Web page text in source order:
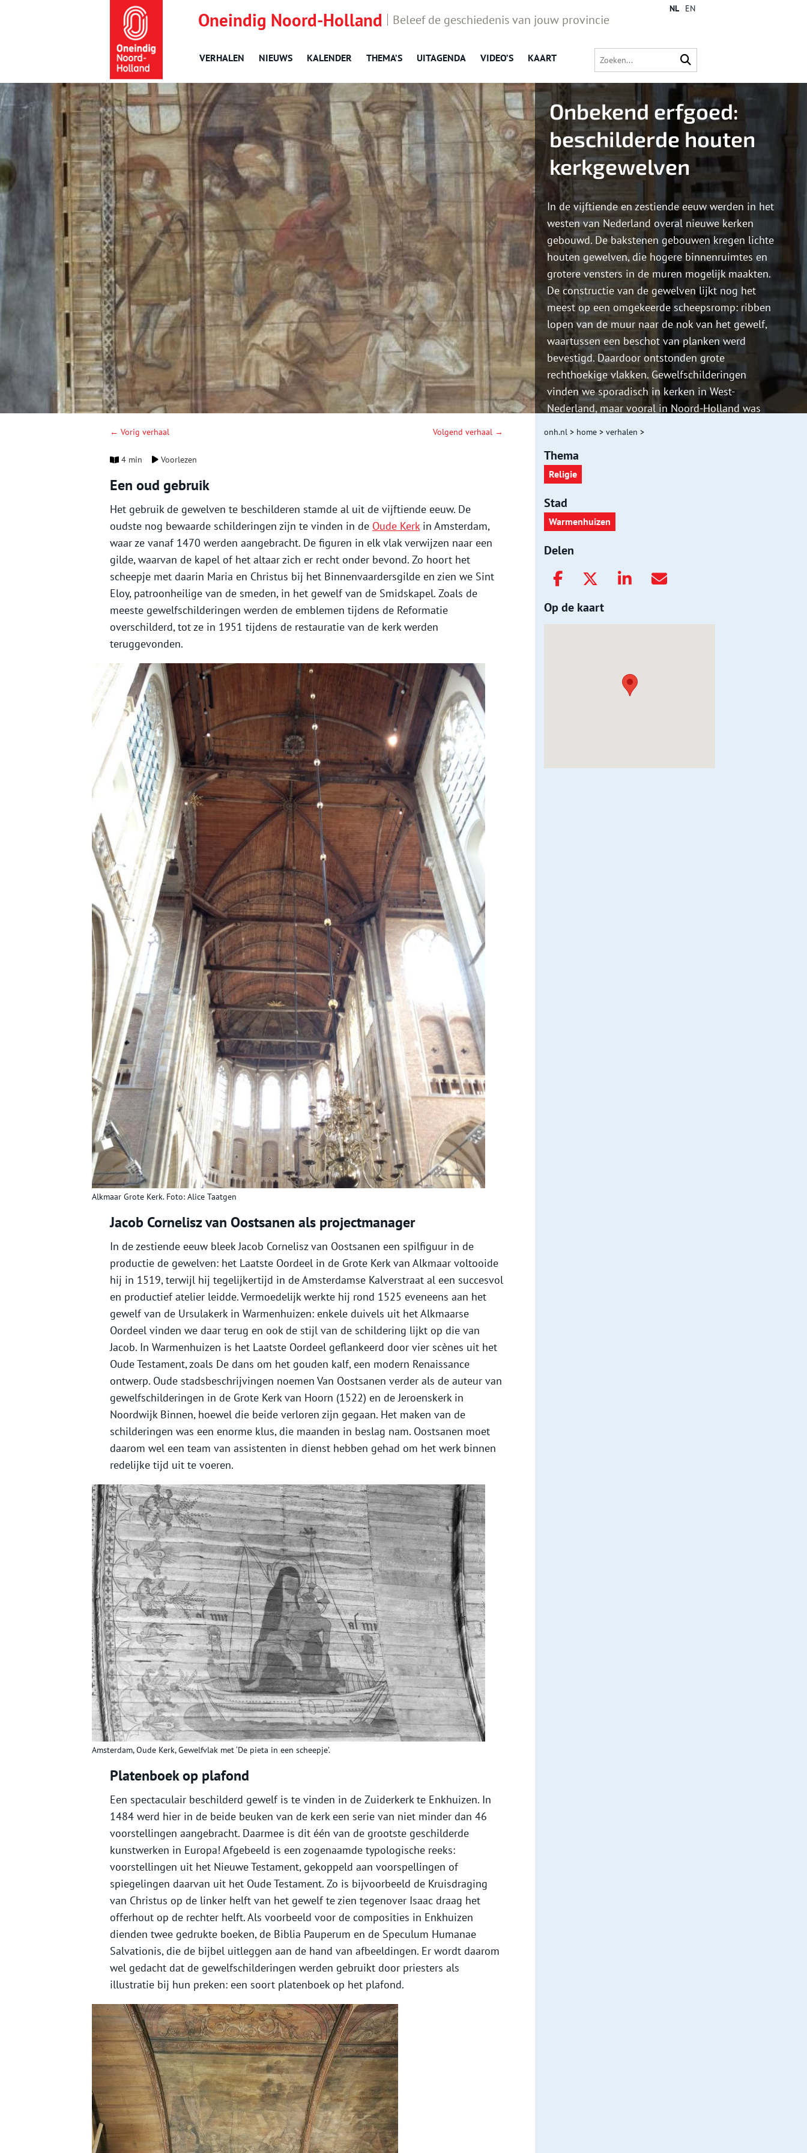
Oneindig Noord-Holland Beleef de geschiedenis van jouw provincie
VERHALEN NIEUWS KALENDER THEMA’S UITAGENDA VIDEO’S KAART
NL EN
Onbekend erfgoed:
beschilderde houten
kerkgewelven
In de vijftiende en zestiende eeuw werden in het
westen van Nederland overal nieuwe kerken
gebouwd. De bakstenen gebouwen kregen lichte
houten gewelven, die hogere binnenruimtes en
grotere vensters in de muren mogelijk maakten.
De constructie van de gewelven lijkt nog het
meest op een omgekeerde scheepsromp: ribben
lopen van de muur naar de nok van het gewelf,
waartussen een beschot van planken werd
bevestigd. Daardoor ontstonden grote
rechthoekige vlakken. Gewelfschilderingen
vinden we sporadisch in kerken in West-
Nederland, maar vooral in Noord-Holland was
← Vorig verhaal Volgend verhaal →
4 min Voorlezen
Een oud gebruik
Het gebruik de gewelven te beschilderen stamde al uit de vijftiende eeuw. De
oudste nog bewaarde schilderingen zijn te vinden in de Oude Kerkin Amsterdam,
waar ze vanaf 1470 werden aangebracht. De figuren in elk vlak verwijzen naar een
gilde, waarvan de kapel of het altaar zich er recht onder bevond. Zo hoort het
scheepje met daarin Maria en Christus bij het Binnenvaardersgilde en zien we Sint
Eloy, patroonheilige van de smeden, in het gewelf van de Smidskapel. Zoals de
meeste gewelfschilderingen werden de emblemen tijdens de Reformatie
overschilderd, tot ze in 1951 tijdens de restauratie van de kerk werden
teruggevonden.
Alkmaar Grote Kerk. Foto: Alice Taatgen
Jacob Cornelisz van Oostsanen als projectmanager
In de zestiende eeuw bleek Jacob Cornelisz van Oostsanen een spilfiguur in de
productie de gewelven: het Laatste Oordeel in de Grote Kerk van Alkmaar voltooide
hij in 1519, terwijl hij tegelijkertijd in de Amsterdamse Kalverstraat al een succesvol
en productief atelier leidde. Vermoedelijk werkte hij rond 1525 eveneens aan het
gewelf van de Ursulakerk in Warmenhuizen: enkele duivels uit het Alkmaarse
Oordeel vinden we daar terug en ook de stijl van de schildering lijkt op die van
Jacob. In Warmenhuizen is het Laatste Oordeel geflankeerd door vier scènes uit het
Oude Testament, zoals De dans om het gouden kalf, een modern Renaissance
ontwerp. Oude stadsbeschrijvingen noemen Van Oostsanen verder als de auteur van
gewelfschilderingen in de Grote Kerk van Hoorn (1522) en de Jeroenskerk in
Noordwijk Binnen, hoewel die beide verloren zijn gegaan. Het maken van de
schilderingen was een enorme klus, die maanden in beslag nam. Oostsanen moet
daarom wel een team van assistenten in dienst hebben gehad om het werk binnen
redelijke tijd uit te voeren.
Amsterdam, Oude Kerk, Gewelfvlak met ‘De pieta in een scheepje’.
Platenboek op plafond
Een spectaculair beschilderd gewelf is te vinden in de Zuiderkerk te Enkhuizen. In
1484 werd hier in de beide beuken van de kerk een serie van niet minder dan 46
voorstellingen aangebracht. Daarmee is dit één van de grootste geschilderde
kunstwerken in Europa! Afgebeeld is een zogenaamde typologische reeks:
voorstellingen uit het Nieuwe Testament, gekoppeld aan voorspellingen of
spiegelingen daarvan uit het Oude Testament. Zo is bijvoorbeeld de Kruisdraging
van Christus op de linker helft van het gewelf te zien tegenover Isaac draag het
offerhout op de rechter helft. Als voorbeeld voor de composities in Enkhuizen
dienden twee gedrukte boeken, de Biblia Pauperum en de Speculum Humanae
Salvationis, die de bijbel uitleggen aan de hand van afbeeldingen. Er wordt daarom
wel gedacht dat de gewelfschilderingen werden gebruikt door priesters als
illustratie bij hun preken: een soort platenboek op het plafond.
onh.nl > home > verhalen >
Thema
Religie
Stad
Warmenhuizen
Delen
Op de kaart